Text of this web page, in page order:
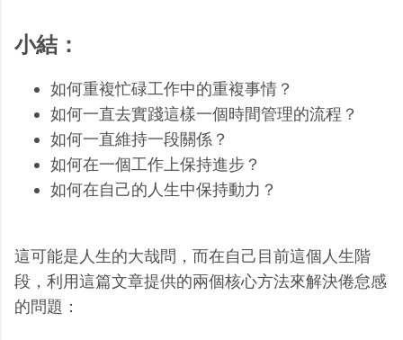
小結：
如何重複忙碌工作中的重複事情？
如何一直去實踐這樣一個時間管理的流程？
如何一直維持一段關係？
如何在一個工作上保持進步？
如何在自己的人生中保持動力？
這可能是人生的大哉問，而在自己目前這個人生階
段，利用這篇文章提供的兩個核心方法來解決倦怠感
的問題：